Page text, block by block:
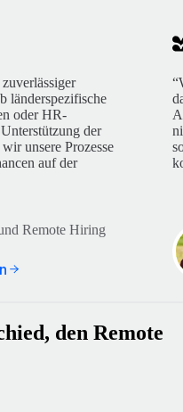
länderspezifische
oder HR-
der
unsere Prozesse
auf der
Remote Hiring
den Remote